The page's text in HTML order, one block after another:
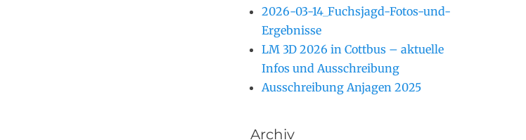
2026-03-14_Fuchsjagd-Fotos-und-
Ergebnisse
LM 3D 2026 in Cottbus – aktuelle
Infos und Ausschreibung
Ausschreibung Anjagen 2025
Archiv